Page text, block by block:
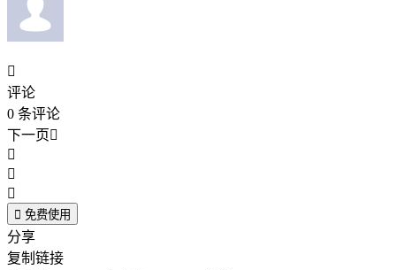

评论
0 条评论
下一页



 免费使用
分享
复制链接